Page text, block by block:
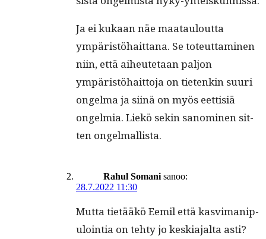
Ja ei kukaan näe maataulout­ta
ympäristöhait­tana. Se toteut­ta­mi­nen
niin, että aiheutetaan paljon
ympäristöhait­to­ja on tietenkin suuri
ongel­ma ja siinä on myös eet­tisiä
ongelmia. Liekö sekin sanomi­nen sit­
ten ongelmallista.
Rahul Somani sanoo:
28.7.2022 11:30
Mut­ta tietääkö Eemil että kasvi­ma­nip­
u­loin­tia on tehty jo keski­a­jal­ta asti?